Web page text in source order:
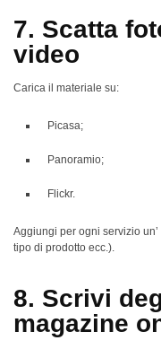
7. Scatta
video
Carica il materiale su:
Picasa;
Panoramio;
Flickr.
Aggiungi per ogni servizio un’
tipo di prodotto ecc.).
8. Scrivi
magazine